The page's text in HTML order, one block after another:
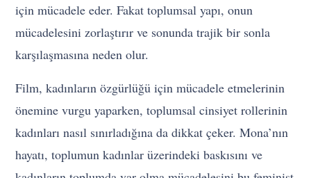
için mücadele eder. Fakat toplumsal yapı, onun
mücadelesini zorlaştırır ve sonunda trajik bir sonla
karşılaşmasına neden olur.
Film, kadınların özgürlüğü için mücadele etmelerinin
önemine vurgu yaparken, toplumsal cinsiyet rollerinin
kadınları nasıl sınırladığına da dikkat çeker. Mona’nın
hayatı, toplumun kadınlar üzerindeki baskısını ve